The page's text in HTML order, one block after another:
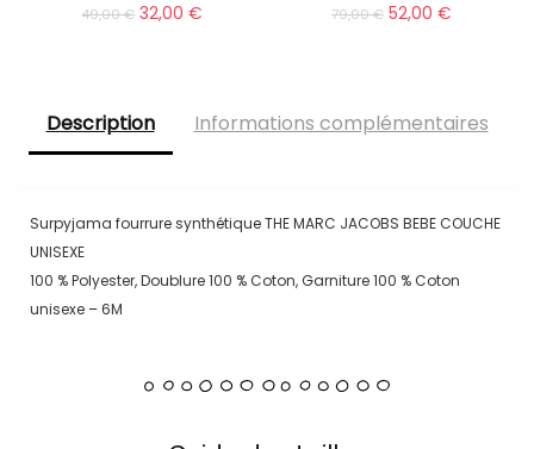
49,00€ 32,00€ 79,00€ 52,00 €
Description Informations complémentaires
Surpyjama fourrure synthétique THE MARC JACOBS BEBE COUCHE
UNISEXE
100 % Polyester, Doublure 100 % Coton, Garniture 100 % Coton
unisexe – 6M